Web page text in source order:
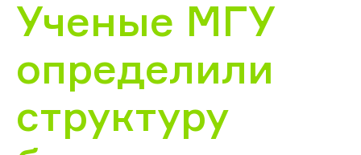
ПОИСК
Ученые МГУ
определили
структуру